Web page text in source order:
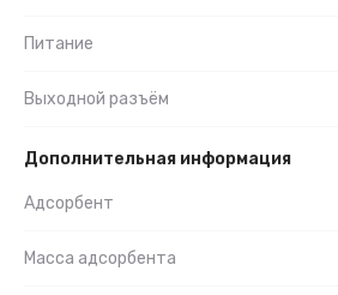
Питание
Выходной разъём
Дополнительная информация
Адсорбент
Масса адсорбента